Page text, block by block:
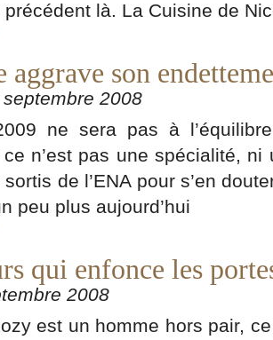
là. La Cuisine de
aggrave son
2008
ne sera pas à
n’est pas une spécialité,
de l’ENA pour s’en
peu plus aujourd’hui
qui enfonce les
2008
est un homme hors pair,